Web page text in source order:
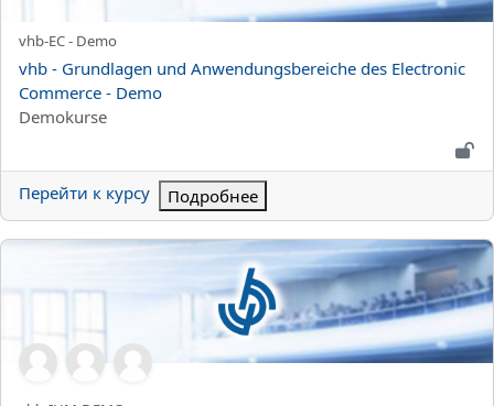
Краткое название курса
vhb-EC - Demo
Название курса
vhb - Grundlagen und Anwendungsbereiche des Electronic
Commerce - Demo
Категория курса
Demokurse
Перейти к курсу Подробнее
vhb - Informations- und Unternehmensarchitekturmanagement